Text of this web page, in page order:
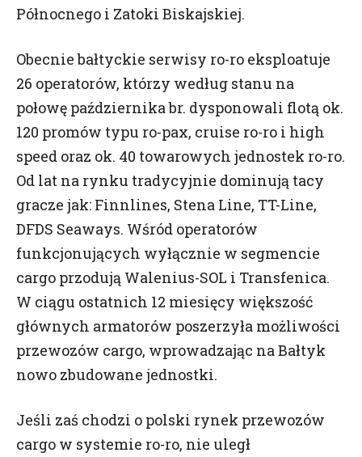
Północnego i Zatoki Biskajskiej.
Obecnie bałtyckie serwisy ro-ro eksploatuje
26 operatorów, którzy według stanu na
połowę października br. dysponowali flotą ok.
120 promów typu ro-pax, cruise ro-ro i high
speed oraz ok. 40 towarowych jednostek ro-ro.
Od lat na rynku tradycyjnie dominują tacy
gracze jak: Finnlines, Stena Line, TT-Line,
DFDS Seaways. Wśród operatorów
funkcjonujących wyłącznie w segmencie
cargo przodują Walenius-SOL i Transfenica.
W ciągu ostatnich 12 miesięcy większość
głównych armatorów poszerzyła możliwości
przewozów cargo, wprowadzając na Bałtyk
nowo zbudowane jednostki.
Jeśli zaś chodzi o polski rynek przewozów
cargo w systemie ro-ro, nie uległ
Informacja o Twoich danych
Prosimy o zapoznanie się z poniższymi
zaznaczenie pola „zgadzam się”. Pamiętaj, że zawsze
możesz wycofać zgodę.